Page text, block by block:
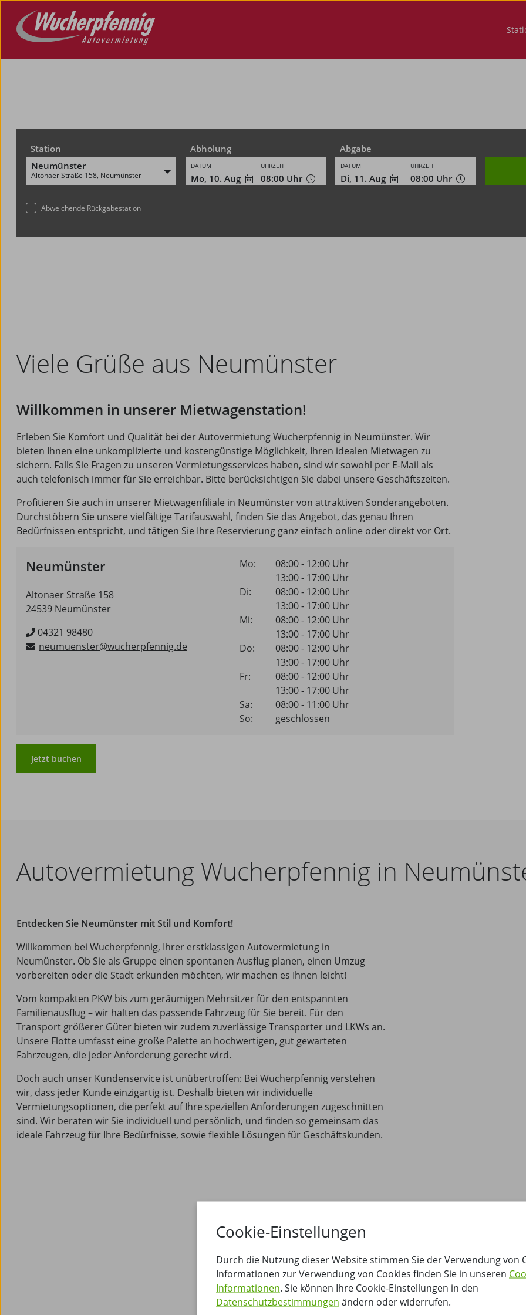
Station
Neumünster
Altonaer Straße 158, Neumünster
Abweichende Rückgabestation
Abholung
DATUM
Mo, 10. Aug
UHRZEIT
08:00 Uhr
Abgabe
DATUM
Di, 11. Aug
UHRZEIT
08:00 Uhr
Viele Grüße aus Neumünster
Willkommen in unserer Mietwagenstation!
Erleben Sie Komfort und Qualität bei der Autovermietung Wucherpfennig in Neumünster. Wir
bieten Ihnen eine unkomplizierte und kostengünstige Möglichkeit, Ihren idealen Mietwagen zu
sichern. Falls Sie Fragen zu unseren Vermietungsservices haben, sind wir sowohl per E-Mail als
auch telefonisch immer für Sie erreichbar. Bitte berücksichtigen Sie dabei unsere Geschäftszeiten.
Profitieren Sie auch in unserer Mietwagenfiliale in Neumünster von attraktiven Sonderangeboten.
Durchstöbern Sie unsere vielfältige Tarifauswahl, finden Sie das Angebot, das genau Ihren
Bedürfnissen entspricht, und tätigen Sie Ihre Reservierung ganz einfach online oder direkt vor Ort.
Neumünster
Altonaer Straße 158
24539 Neumünster
04321 98480
neumuenster@wucherpfennig.de
Mo:
08:00 - 12:00 Uhr
13:00 - 17:00 Uhr
Di:
08:00 - 12:00 Uhr
13:00 - 17:00 Uhr
Mi:
08:00 - 12:00 Uhr
13:00 - 17:00 Uhr
Do:
08:00 - 12:00 Uhr
13:00 - 17:00 Uhr
Fr:
08:00 - 12:00 Uhr
13:00 - 17:00 Uhr
Sa:
08:00 - 11:00 Uhr
So:
geschlossen
Jetzt buchen
Autovermietung Wucherpfennig in
Entdecken Sie Neumünster mit Stil und Komfort!
Willkommen bei Wucherpfennig, Ihrer erstklassigen Autovermietung in
Neumünster. Ob Sie als Gruppe einen spontanen Ausflug planen, einen Umzug
vorbereiten oder die Stadt erkunden möchten, wir machen es Ihnen leicht!
Vom kompakten PKW bis zum geräumigen Mehrsitzer für den entspannten
Familienausflug – wir halten das passende Fahrzeug für Sie bereit. Für den
Transport größerer Güter bieten wir zudem zuverlässige Transporter und LKWs an.
Unsere Flotte umfasst eine große Palette an hochwertigen, gut gewarteten
Fahrzeugen, die jeder Anforderung gerecht wird.
Doch auch unser Kundenservice ist unübertroffen: Bei Wucherpfennig verstehen
wir, dass jeder Kunde einzigartig ist. Deshalb bieten wir individuelle
Vermietungsoptionen, die perfekt auf Ihre speziellen Anforderungen zugeschnitten
sind. Wir beraten wir Sie individuell und persönlich, und finden so gemeinsam das
ideale Fahrzeug für Ihre Bedürfnisse, sowie flexible Lösungen für Geschäftskunden.
ihre moderne Entwicklung
urbanem Flair und grünen
bekannt, bietet die Stadt
Sehenswürdigkeiten,
Cookie-Einstellungen
Durch die Nutzung dieser Website stimmen Sie der Verwendung von
Informationen zur Verwendung von Cookies finden Sie in unseren
Informationen. Sie können Ihre Cookie-Einstellungen in den
Datenschutzbestimmungen ändern oder widerrufen.